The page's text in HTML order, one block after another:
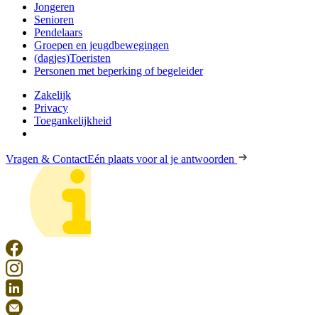
Jongeren
Senioren
Pendelaars
Groepen en jeugdbewegingen
(dagjes)Toeristen
Personen met beperking of begeleider
Zakelijk
Privacy
Toegankelijkheid
Vragen & ContactEén plaats voor al je antwoorden